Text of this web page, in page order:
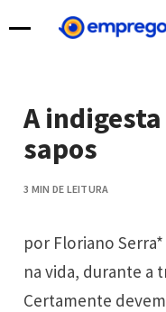
Pular para o conteúdo
A
sapos
3 MIN DE LEITURA
por Floriano
na vida, durante a
Certamente